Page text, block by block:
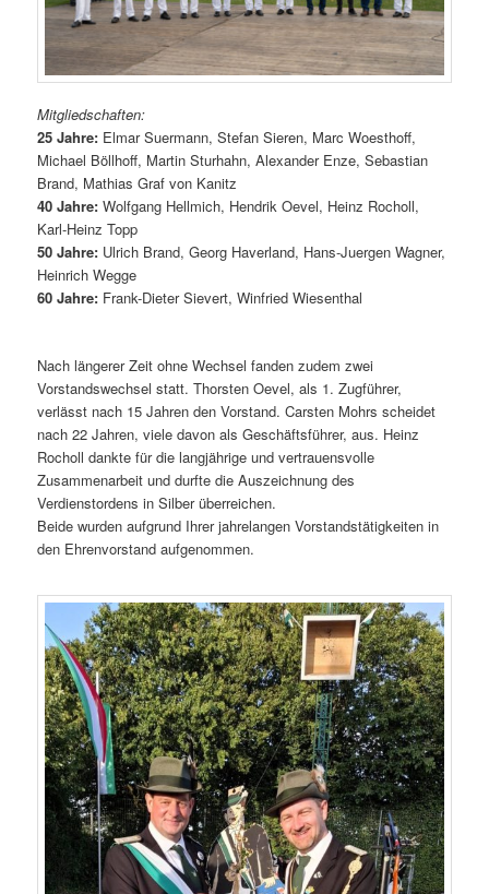
Mitgliedschaften:
25 Jahre: Elmar Suermann, Stefan Sieren, Marc Woesthoff,
Michael Böllhoff, Martin Sturhahn, Alexander Enze, Sebastian
Brand, Mathias Graf von Kanitz
40 Jahre: Wolfgang Hellmich, Hendrik Oevel, Heinz Rocholl,
Karl-Heinz Topp
50 Jahre: Ulrich Brand, Georg Haverland, Hans-Juergen Wagner,
Heinrich Wegge
60 Jahre: Frank-Dieter Sievert, Winfried Wiesenthal
Nach längerer Zeit ohne Wechsel fanden zudem zwei
Vorstandswechsel statt. Thorsten Oevel, als 1. Zugführer,
verlässt nach 15 Jahren den Vorstand. Carsten Mohrs scheidet
nach 22 Jahren, viele davon als Geschäftsführer, aus. Heinz
Rocholl dankte für die langjährige und vertrauensvolle
Zusammenarbeit und durfte die Auszeichnung des
Verdienstordens in Silber überreichen.
Beide wurden aufgrund Ihrer jahrelangen Vorstandstätigkeiten in
den Ehrenvorstand aufgenommen.